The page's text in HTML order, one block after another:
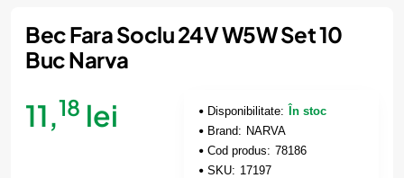
Bec Fara Soclu 24V W5W Set 10
Buc Narva
11,18 lei Disponibilitate:
În stoc
Brand: NARVA
Cod produs: 78186
SKU: 17197